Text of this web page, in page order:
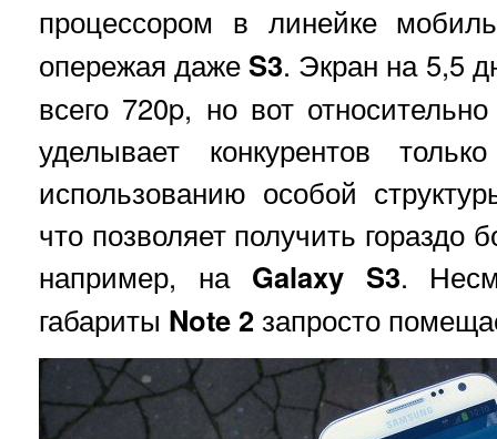
процессором в линейке
опережая дажеS3. Экран на 5,5
всего 720p, но вот
уделывает конкурентов
использованию особой
что позволяет получить
например, на Galaxy S3.
габариты Note 2 запросто